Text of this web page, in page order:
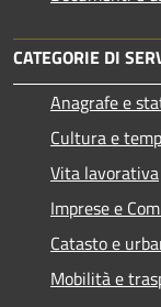
CATEGORIE DI
Anagrafe e
Cultura e
Vita lavorativa
Imprese e
Catasto e
Mobilità e